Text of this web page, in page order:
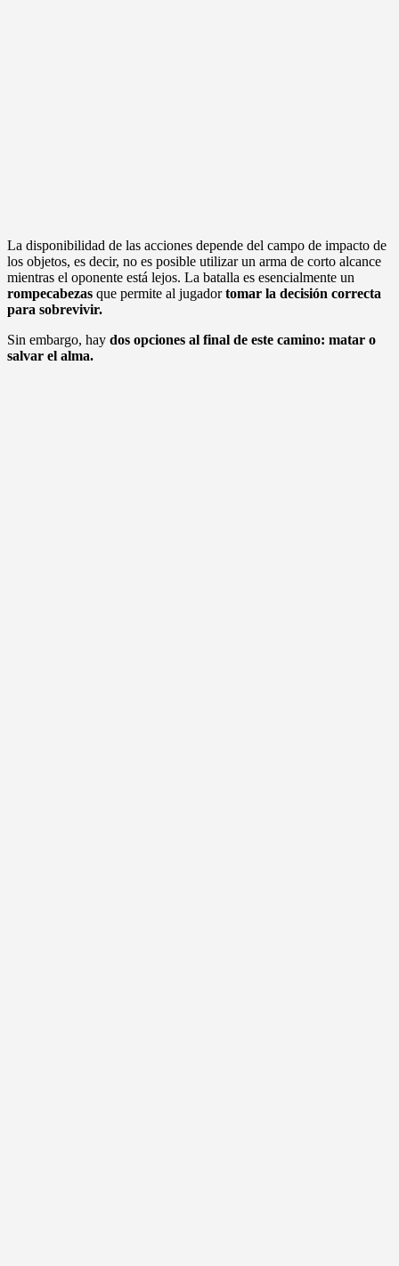
La disponibilidad de las acciones depende del campo de impacto de
los objetos, es decir, no es posible utilizar un arma de corto alcance
mientras el oponente está lejos. La batalla es esencialmente un
rompecabezas que permite al jugadortomar la decisión correcta
para sobrevivir.
Sin embargo, hay dos opciones al final de este camino: matar o
salvar el alma.